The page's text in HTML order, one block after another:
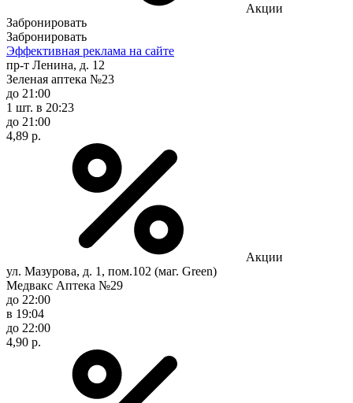
Акции
Забронировать
Забронировать
Эффективная реклама на сайте
пр-т Ленина, д. 12
Зеленая аптека №23
до 21:00
1 шт. в 20:23
до 21:00
4,89 р.
Акции
ул. Мазурова, д. 1, пом.102 (маг. Green)
Медвакс Аптека №29
до 22:00
в 19:04
до 22:00
4,90 р.